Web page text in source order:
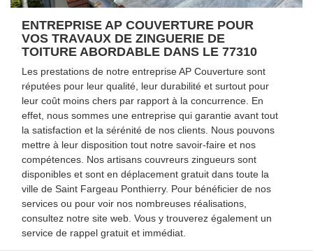
ENTREPRISE AP COUVERTURE POUR
VOS TRAVAUX DE ZINGUERIE DE
TOITURE ABORDABLE DANS LE 77310
Les prestations de notre entreprise AP Couverture sont
réputées pour leur qualité, leur durabilité et surtout pour
leur coût moins chers par rapport à la concurrence. En
effet, nous sommes une entreprise qui garantie avant tout
la satisfaction et la sérénité de nos clients. Nous pouvons
mettre à leur disposition tout notre savoir-faire et nos
compétences. Nos artisans couvreurs zingueurs sont
disponibles et sont en déplacement gratuit dans toute la
ville de Saint Fargeau Ponthierry. Pour bénéficier de nos
services ou pour voir nos nombreuses réalisations,
consultez notre site web. Vous y trouverez également un
service de rappel gratuit et immédiat.